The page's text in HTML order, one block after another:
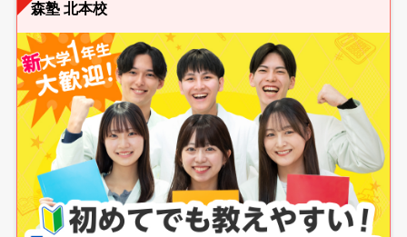
森塾 北本校